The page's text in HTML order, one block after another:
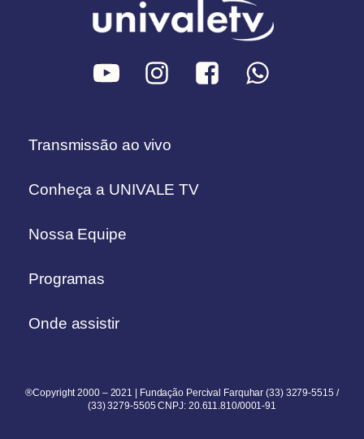
Transmissão ao vivo
Conheça a UNIVALE TV
Nossa Equipe
Programas
Onde assistir
®Copyright 2000 – 2021 | Fundação Percival Farquhar (33) 3279-5515 /
(33) 3279-5505 CNPJ: 20.611.810/0001-91